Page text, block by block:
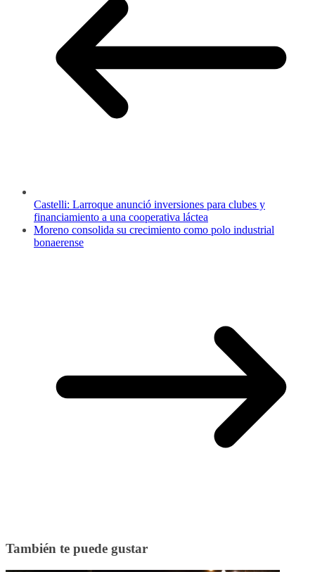
Castelli: Larroque anunció inversiones para clubes y
financiamiento a una cooperativa láctea
Moreno consolida su crecimiento como polo industrial
bonaerense
También te puede gustar